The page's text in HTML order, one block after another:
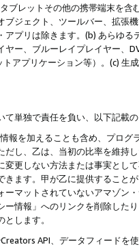
ブレットその他の携帯端末を
ブジェクト、ツールバー、拡張
アプリは除きます。(b) あらゆ
ヤー、ブルーレイプレイヤー、
アプリケーション等）。(c)
て単独で責任を負い、以下記載
報を加えることも含め、プロ
だし、乙は、当初の比率を維持
変更しない方法または事実とし
きます。甲が乙に提供すること
ーマットされていないアマゾン
ー情報」へのリンクを削除した
します。
API、データフィード